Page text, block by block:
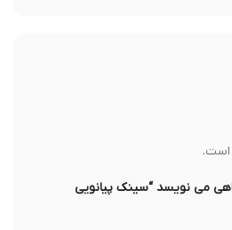
نویسد “سینک پیانویی